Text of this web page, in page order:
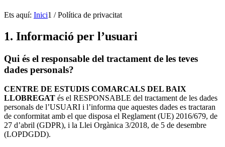
Ets aquí: Inici1 / Política de privacitat
1. Informació per l’usuari
Qui és el responsable del tractament de les teves
dades personals?
CENTRE DE ESTUDIS COMARCALS DEL BAIX
LLOBREGAT és el RESPONSABLE del tractament de les dades
personals de l’USUARI i l’informa que aquestes dades es tractaran
de conformitat amb el que disposa el Reglament (UE) 2016/679, de
27 d’abril (GDPR), i la Llei Orgànica 3/2018, de 5 de desembre
(LOPDGDD).